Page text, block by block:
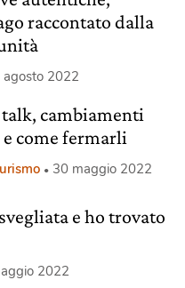
raccontato dalla
agosto 2022
cambiamenti
come fermarli
30 maggio 2022
e ho trovato
2022